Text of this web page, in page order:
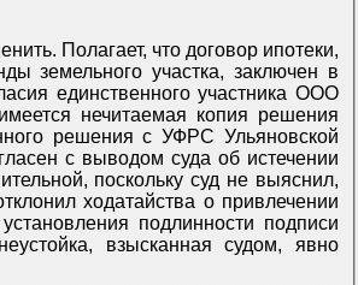
Полагает, что договор ипотеки,
земельного участка, заключен в
единственного участника ООО
нечитаемая копия решения
решения с УФРС Ульяновской
с выводом суда об истечении
поскольку суд не выяснил,
ходатайства о привлечении
подлинности подписи
взысканная судом, явно